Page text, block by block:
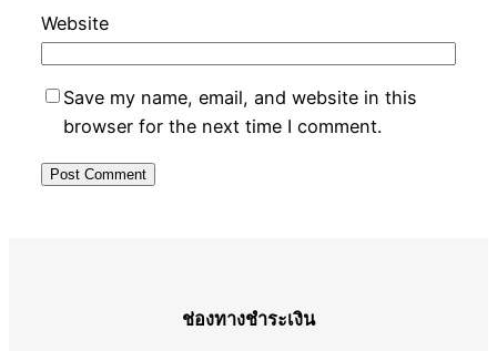
Website
Save my name, email, and website in this
browser for the next time I comment.
ช่องทางชำระเงิน